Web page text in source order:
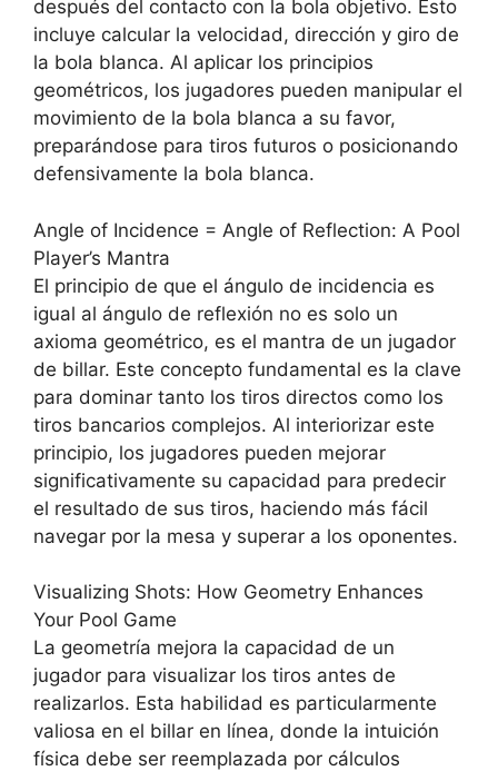
después del contacto con la bola objetivo. Esto
incluye calcular la velocidad, dirección y giro de
la bola blanca. Al aplicar los principios
geométricos, los jugadores pueden manipular el
movimiento de la bola blanca a su favor,
preparándose para tiros futuros o posicionando
defensivamente la bola blanca.
Angle of Incidence = Angle of Reflection: A Pool
Player’s Mantra
El principio de que el ángulo de incidencia es
igual al ángulo de reflexión no es solo un
axioma geométrico, es el mantra de un jugador
de billar. Este concepto fundamental es la clave
para dominar tanto los tiros directos como los
tiros bancarios complejos. Al interiorizar este
principio, los jugadores pueden mejorar
significativamente su capacidad para predecir
el resultado de sus tiros, haciendo más fácil
navegar por la mesa y superar a los oponentes.
Visualizing Shots: How Geometry Enhances
Your Pool Game
La geometría mejora la capacidad de un
jugador para visualizar los tiros antes de
realizarlos. Esta habilidad es particularmente
valiosa en el billar en línea, donde la intuición
física debe ser reemplazada por cálculos